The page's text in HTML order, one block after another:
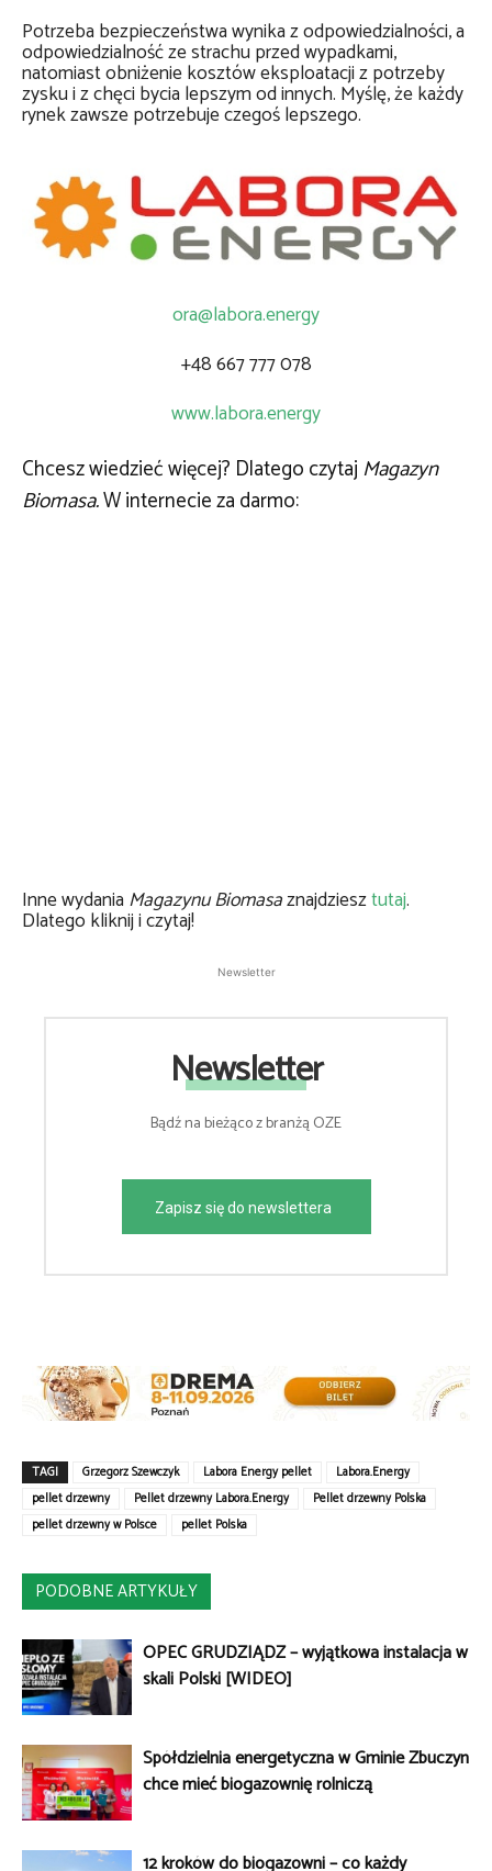
Potrzeba bezpieczeństwa wynika z odpowiedzialności, a
odpowiedzialność ze strachu przed wypadkami,
natomiast obniżenie kosztów eksploatacji z potrzeby
zysku i z chęci bycia lepszym od innych. Myślę, że każdy
rynek zawsze potrzebuje czegoś lepszego.
ora@labora.energy
+48 667 777 078
www.labora.energy
Chcesz wiedzieć więcej? Dlatego czytajMagazyn
Biomasa.W internecie za darmo:
Inne wydaniaMagazynu Biomasaznajdziesztutaj.
Dlatego kliknij i czytaj!
Newsletter
Newsletter
Bądź na bieżąco z branżą OZE
Zapisz się do newslettera
TAGI Grzegorz Szewczyk Labora Energy pellet
Labora.Energy
pellet drzewny
Pellet drzewny Labora.Energy
Pellet drzewny Polska
pellet drzewny w Polsce
pellet Polska
PODOBNE ARTYKUŁY
OPEC GRUDZIĄDZ – wyjątkowa instalacja w
skali Polski [WIDEO]
Spółdzielnia energetyczna w Gminie Zbuczyn
chce mieć biogazownię rolniczą
12 kroków do biogazowni – co każdy